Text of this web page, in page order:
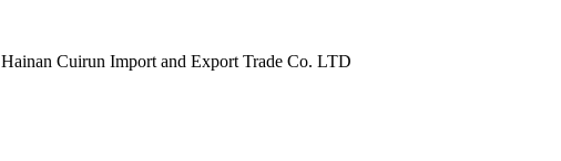
Hainan Cuirun Import and Export Trade Co. LTD